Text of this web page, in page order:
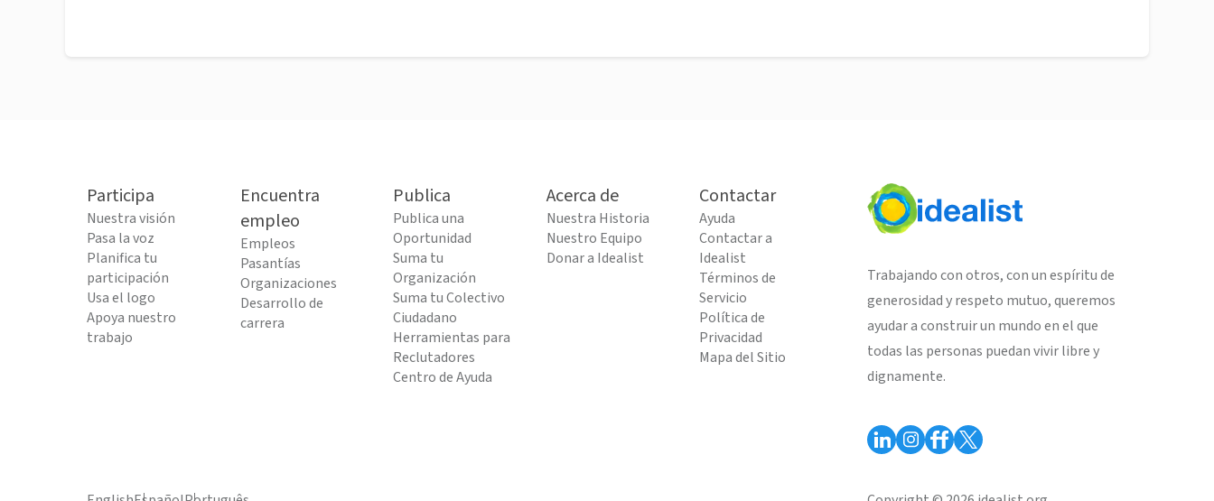
Participa
Nuestra visión
Pasa la voz
Planifica tu
participación
Usa el logo
Apoya nuestro
trabajo
Encuentra
empleo
Empleos
Pasantías
Organizaciones
Desarrollo de
carrera
Publica
Publica una
Oportunidad
Suma tu
Organización
Suma tu Colectivo
Ciudadano
Herramientas para
Reclutadores
Centro de Ayuda
Acerca de
Nuestra Historia
Nuestro Equipo
Donar a Idealist
Contactar
Ayuda
Contactar a
Idealist
Términos de
Servicio
Política de
Privacidad
Mapa del Sitio
Trabajando con otros, con un espíritu de
generosidad y respeto mutuo, queremos
ayudar a construir un mundo en el que
todas las personas puedan vivir libre y
dignamente.